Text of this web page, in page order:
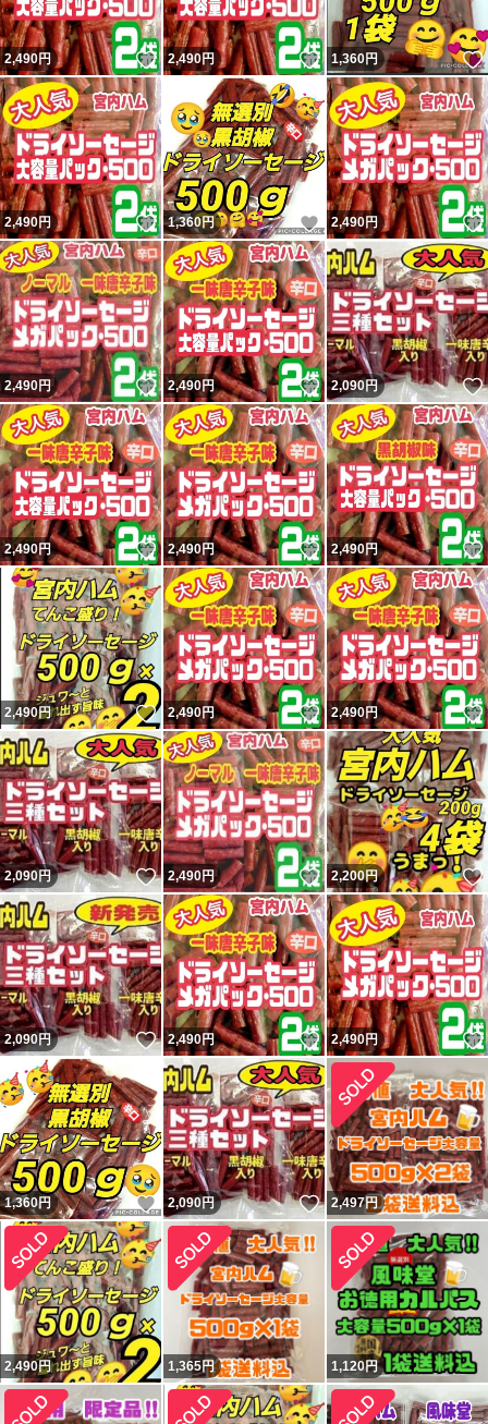
2,490円 いいね！
2,490円 いいね！
1,360円
2,490円 いいね！
1,360円 いいね！
2,490円
2,490円 いいね！
2,490円 いいね！
2,090円
2,490円 いいね！
2,490円 いいね！
2,490円
2,490円 いいね！
2,490円 いいね！
2,490円
2,090円 いいね！
2,490円 いいね！
2,200円
2,090円 いいね！
2,490円 いいね！
2,490円
1,360円 いいね！
2,090円 いいね！
2,497円
2,490円 1,365円 1,120円